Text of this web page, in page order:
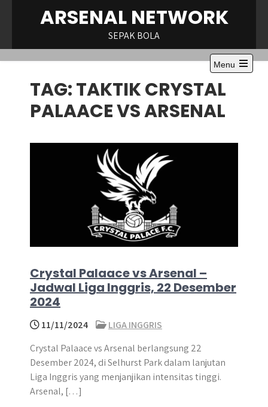
ARSENAL NETWORK
SEPAK BOLA
Menu
Open
TAG:TAKTIK CRYSTAL
PALAACE VS ARSENAL
Crystal Palaace vs Arsenal –
Jadwal Liga Inggris, 22 Desember
2024
11/11/2024
LIGA INGGRIS
Crystal Palaace vs Arsenal berlangsung 22
Desember 2024, di Selhurst Park dalam lanjutan
Liga Inggris yang menjanjikan intensitas tinggi.
Arsenal, […]